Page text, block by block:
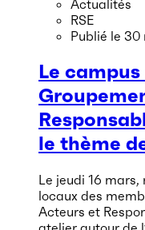
Actualités
RSE
Publié le 30
Le
le thème
Le jeudi 16
locaux des
Acteurs et